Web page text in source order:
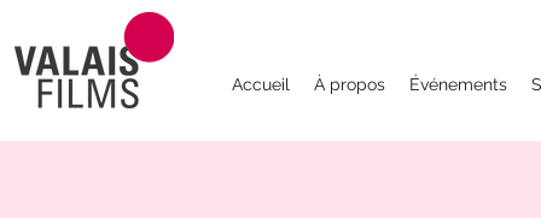
Accueil À propos Événements